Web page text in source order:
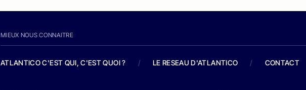
MIEUX NOUS CONNAITRE
ATLANTICO C'EST QUI, C'EST QUOI ? / LE RESEAU D'ATLANTICO / CONTACT